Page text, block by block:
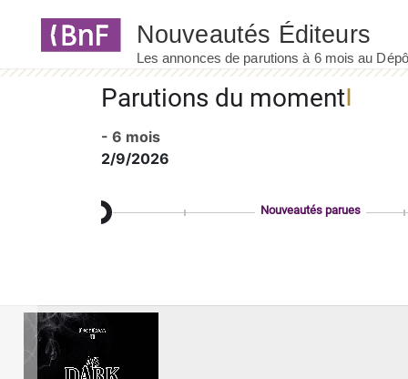
Parutions du moment
- 6 mois
2/9/2026
Nouveautés parues